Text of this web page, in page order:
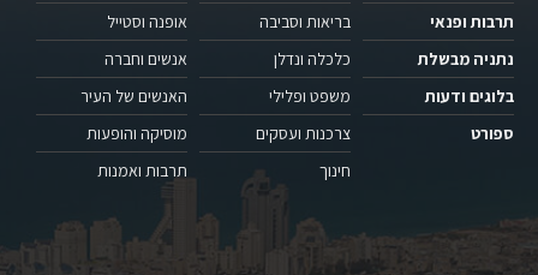
תרבות ופנאי
נתניה מבשלת
בלוגים ודעות
ספורט
בריאות וסביבה
כלכלה ונדלן
משפט ופלילי
צרכנות ועסקים
חינוך
אופנה וסטייל
אנשים וחברה
האנשים של העיר
מוסיקה והופעות
תרבות ואמנות